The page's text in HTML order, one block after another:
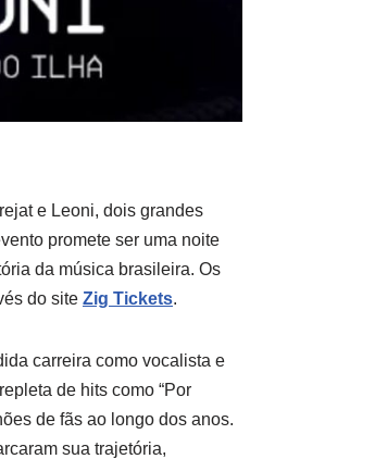
e Leoni, dois grandes
promete ser uma noite
da música brasileira. Os
do site Zig Tickets.
carreira como vocalista e
de hits como “Por
de fãs ao longo dos anos.
sua trajetória,